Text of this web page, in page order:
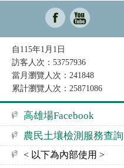
自115年1月1日
訪客人次：53757936
當月瀏覽人次：241848
累計瀏覽人次：25871086
高雄場Facebook
農民土壤檢測服務查詢
< 以下為內部使用 >